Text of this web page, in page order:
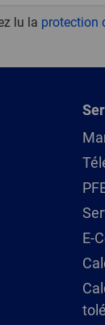
lu la protection
E-